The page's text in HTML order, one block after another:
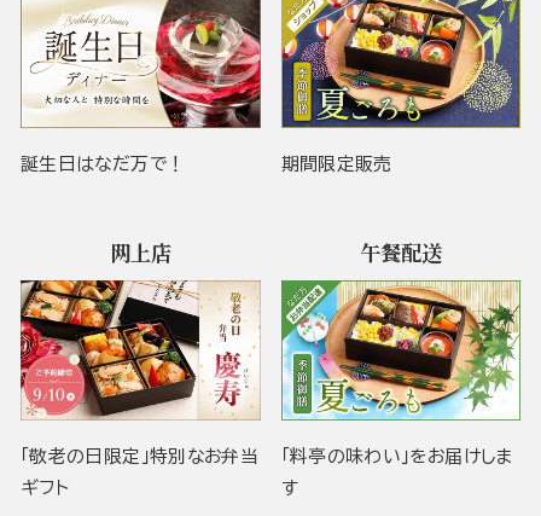
誕生日はなだ万で！ 期間限定販売
网上店
「敬老の日限定」特別なお弁当
ギフト
午餐配送
「料亭の味わい」をお届けしま
す